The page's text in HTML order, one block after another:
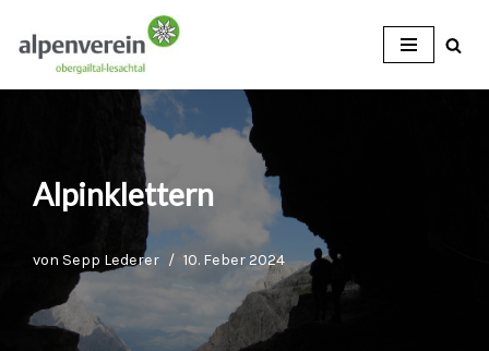
Zum
Inhalt
Alpinklettern
von Sepp Lederer 10. Feber 2024